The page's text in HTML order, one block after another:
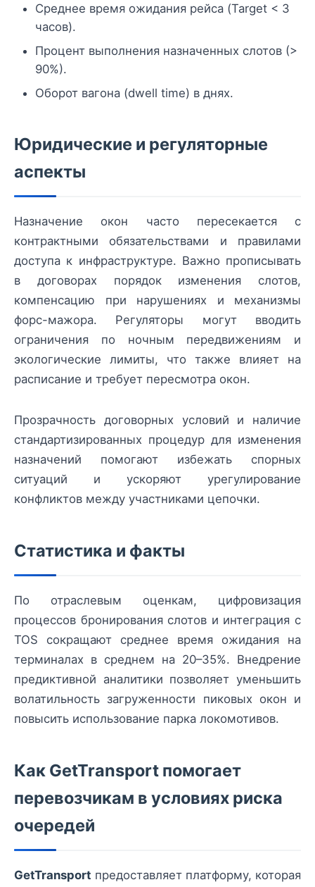
Среднее время ожидания рейса (Target < 3
часов).
Процент выполнения назначенных слотов (>
90%).
Оборот вагона (dwell time) в днях.
Юридические и регуляторные
аспекты
Назначение окон часто пересекается с
контрактными обязательствами и правилами
доступа к инфраструктуре. Важно прописывать
в договорах порядок изменения слотов,
компенсацию при нарушениях и механизмы
форс-мажора. Регуляторы могут вводить
ограничения по ночным передвижениям и
экологические лимиты, что также влияет на
расписание и требует пересмотра окон.
Прозрачность договорных условий и наличие
стандартизированных процедур для изменения
назначений помогают избежать спорных
ситуаций и ускоряют урегулирование
конфликтов между участниками цепочки.
Статистика и факты
По отраслевым оценкам, цифровизация
процессов бронирования слотов и интеграция с
TOS сокращают среднее время ожидания на
терминалах в среднем на 20–35%. Внедрение
предиктивной аналитики позволяет уменьшить
волатильность загруженности пиковых окон и
повысить использование парка локомотивов.
Как GetTransport помогает
перевозчикам в условиях риска
очередей
GetTransport предоставляет платформу, которая